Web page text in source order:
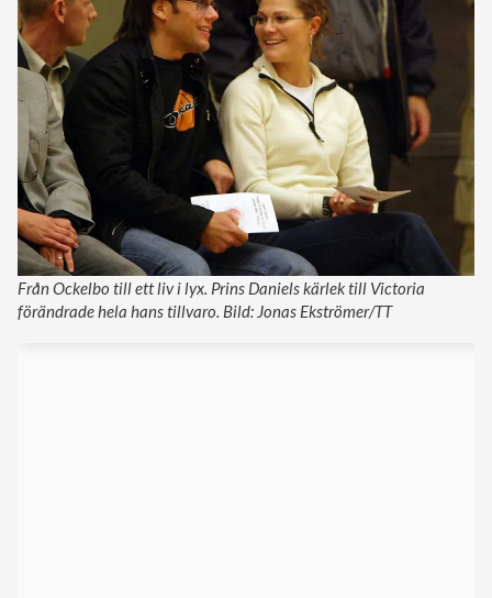
Från Ockelbo till ett liv i lyx. Prins Daniels kärlek till Victoria
förändrade hela hans tillvaro. Bild: Jonas Ekströmer/TT